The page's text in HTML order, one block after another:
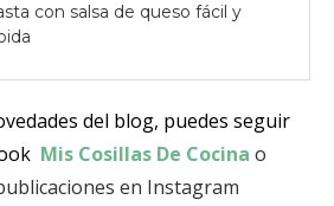
con salsa de queso fácil y
del blog, puedes seguir
Mis Cosillas De Cocina o
en Instagram